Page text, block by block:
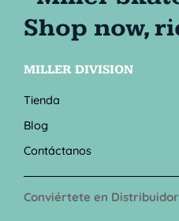
MILLER DIVISION
Tienda
Blog
Contáctanos
Conviértete en Distribuidor